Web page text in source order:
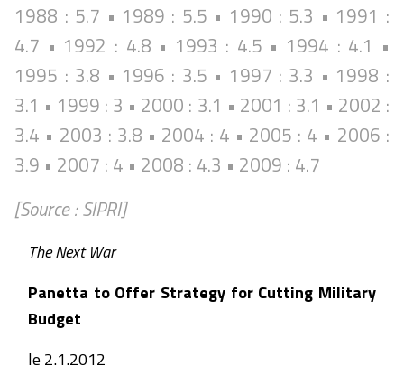
1988 : 5.7 • 1989 : 5.5 • 1990 : 5.3 • 1991 :
4.7 • 1992 : 4.8 • 1993 : 4.5 • 1994 : 4.1 •
1995 : 3.8 • 1996 : 3.5 • 1997 : 3.3 • 1998 :
3.1 • 1999 : 3 • 2000 : 3.1 • 2001 : 3.1 • 2002 :
3.4 • 2003 : 3.8 • 2004 : 4 • 2005 : 4 • 2006 :
3.9 • 2007 : 4 • 2008 : 4.3 • 2009 : 4.7
[Source : SIPRI]
The Next War
Panetta to Offer Strategy for Cutting Military
Budget
le 2.1.2012